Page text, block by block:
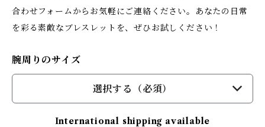
合わせフォームからお気軽にご連絡ください。あなたの日常
を彩る素敵なブレスレットを、ぜひお試しください！
腕周りのサイズ
選択する（必須）
International shipping available